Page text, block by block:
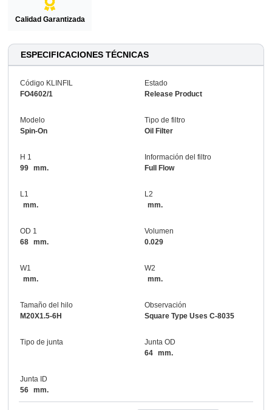
Calidad Garantizada
ESPECIFICACIONES TÉCNICAS
Código KLINFIL
FO4602/1
Estado
Release Product
Modelo
Spin-On
Tipo de filtro
Oil Filter
H 1
99 mm.
Información del filtro
Full Flow
L1
mm.
L2
mm.
OD 1
68 mm.
Volumen
0.029
W1
mm.
W2
mm.
Tamaño del hilo
M20X1.5-6H
Observación
Square Type Uses C-8035
Tipo de junta
Junta OD
64 mm.
Junta ID
56 mm.